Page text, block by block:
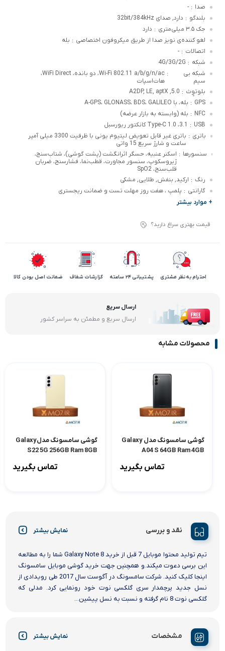
صدا :
-
بلندگو : دارد, صدای 32bit/384kHz
جک ۳.۵ میلی‌متری
: دارد
لغو کننده‌ی نویز صدا از طریق میکروفون اختصاصی : بله
اتصالات :
-
شبکه :
4G/3G/2G
شبکه بی
سیم
:
Wi-Fi 802.11 a/b/g/n/ac، دو بانده، WiFi Direct،
هات‌اسپات
بلوتوٍث :
5.0, A2DP, LE, aptX
GPS
: بله، با A-GPS، GLONASS، BDS، GALILEO
NFC
: بله (وابسته به بازار عرضه)
USB
: 3.1، Type-C 1.0 کانکتور ریورسبل
باتری :
باتری غیر قابل تعویض لیتیوم یونی با ظرفیت 3300 میلی آمپر
ساعت و شارژ سریع 15 واتی
سنسورها : اسکنر عنبیه، حسگر اثرانگشت (پشت گوشی)، شتاب‌سنج،
ژیروسکوپ، سنسور مجاورت، قطب‌نما، فشارسنج، ضربان
قلب‌سنج، SpO2
رنگ : ارکید, بنفش, طلایی, مشکی
گارانتی : پلمپ ، هفت روز مهلت تست و ضمانت ریجستری
+ موارد بیشتر
قیمت بهتری سراغ دارید؟
احترام به نظر مشتری پشتیبانی 24 ساعته گزارشات شفاف ضمانت اصل بودن کالا
ارسال سریع
ارسال سریع و مطمئن به سراسر کشور
محصولات مشابه
گوشی سامسونگ مدل Galaxy
A04 S 64GB Ram 4GB
تماس بگیرید
گوشی سامسونگ مدلGalaxy
S22 5G 256GB Ram 8GB
تماس بگیرید
نقد و بررسی نمایش بیشتر
تیم تولید محتوا موبایل 7 قبل از خرید Galaxy Note 8 شما را به مطالعه
این برسی دعوت میکند.و همچنین جهت خرید گوشی موبایل سامسونگ
اینجا کلیک کنید. شرکت سامسونگ در آگوست سال 2017 طی رویدادی از
نسل جدید پرچمدار سری گلکسی نوت خود رونمایی کرد. مدلی که
گلکسی نوت 8 نام گرفته و نسبت به نسل پیشین...
مشخصات نمایش بیشتر